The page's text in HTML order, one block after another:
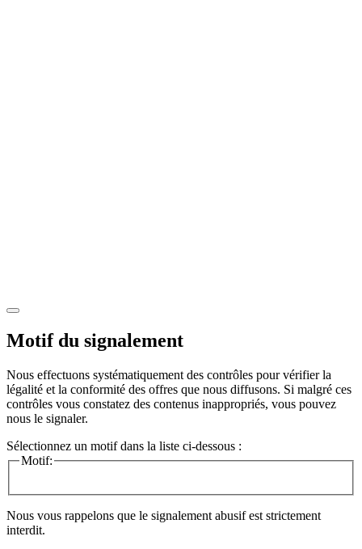
Motif du signalement
Nous effectuons systématiquement des contrôles pour vérifier la
légalité et la conformité des offres que nous diffusons. Si malgré ces
contrôles vous constatez des contenus inappropriés, vous pouvez
nous le signaler.
Sélectionnez un motif dans la liste ci-dessous :
Motif:
Nous vous rappelons que le signalement abusif est strictement
interdit.